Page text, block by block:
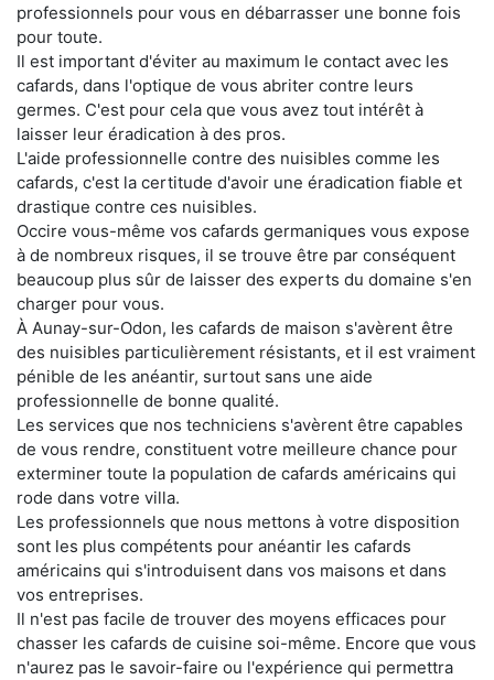
professionnels pour vous en débarrasser une bonne fois
pour toute.
Il est important d'éviter au maximum le contact avec les
cafards, dans l'optique de vous abriter contre leurs
germes. C'est pour cela que vous avez tout intérêt à
laisser leur éradication à des pros.
L'aide professionnelle contre des nuisibles comme les
cafards, c'est la certitude d'avoir une éradication fiable et
drastique contre ces nuisibles.
Occire vous-même vos cafards germaniques vous expose
à de nombreux risques, il se trouve être par conséquent
beaucoup plus sûr de laisser des experts du domaine s'en
charger pour vous.
À Aunay-sur-Odon, les cafards de maison s'avèrent être
des nuisibles particulièrement résistants, et il est vraiment
pénible de les anéantir, surtout sans une aide
professionnelle de bonne qualité.
Les services que nos techniciens s'avèrent être capables
de vous rendre, constituent votre meilleure chance pour
exterminer toute la population de cafards américains qui
rode dans votre villa.
Les professionnels que nous mettons à votre disposition
sont les plus compétents pour anéantir les cafards
américains qui s'introduisent dans vos maisons et dans
vos entreprises.
Il n'est pas facile de trouver des moyens efficaces pour
chasser les cafards de cuisine soi-même. Encore que vous
n'aurez pas le savoir-faire ou l'expérience qui permettra